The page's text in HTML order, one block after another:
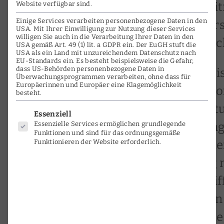
Darüber hinaus soll sie einen
Entwicklung in der aktuellen
insbesondere im Hinblick auf
Eine Grundannahme der Studie
Wurzeln in dem hat, was als
(HIP) bezeichnet wurde. In der
Orientierung, die diese
Interpretation ein diskursives
ich zum einen die
der Regel in akademischen
darüber, wie diese
beeinflussen können. Die
Website verfügbar sind.
Einige Services verarbeiten personenbezogene Daten in den
USA. Mit Ihrer Einwilligung zur Nutzung dieser Services
willigen Sie auch in die Verarbeitung Ihrer Daten in den
USA gemäß Art. 49 (1) lit. a GDPR ein. Der EuGH stuft die
USA als ein Land mit unzureichendem Datenschutz nach
EU-Standards ein. Es besteht beispielsweise die Gefahr,
dass US-Behörden personenbezogene Daten in
Überwachungsprogrammen verarbeiten, ohne dass für
Europäerinnen und Europäer eine Klagemöglichkeit
besteht.
Es folgt eine Liste der Service-
Essenziell
Essenzielle Services ermöglichen grundlegende
Funktionen und sind für das ordnungsgemäße
Funktionieren der Website erforderlich.